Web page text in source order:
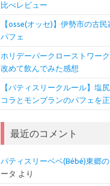
比べレビュー
【osse(オッセ)】伊勢市の古
パフェ
ホリデーパークローストワー
改めて飲んでみた感想
【パティスリークルール】塩
コラとモンブランのパフェを
最近のコメント
パティスリーベベ(Bébé)東郷
ータ より